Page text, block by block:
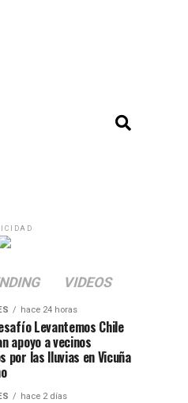
VIDEOS
hace 24 horas
Levantemos Chile
apoyo a vecinos
por las lluvias en Vicuña
hace 2 días